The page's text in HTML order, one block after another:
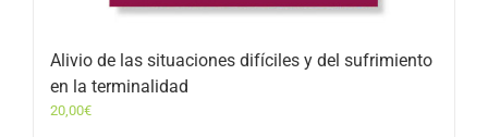
Alivio de las situaciones difíciles y del sufrimiento
en la terminalidad
20,00€